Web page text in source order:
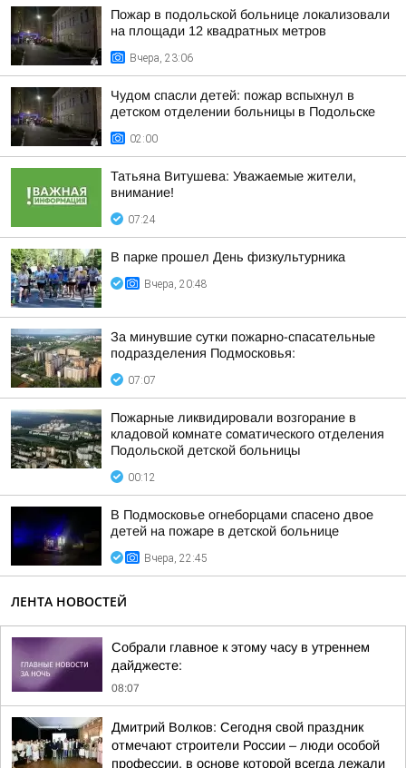
Пожар в подольской больнице локализовали
на площади 12 квадратных метров
Вчера, 23:06
Чудом спасли детей: пожар вспыхнул в
детском отделении больницы в Подольске
02:00
Татьяна Витушева: Уважаемые жители,
внимание!
07:24
В парке прошел День физкультурника
Вчера, 20:48
За минувшие сутки пожарно-спасательные
подразделения Подмосковья:
07:07
Пожарные ликвидировали возгорание в
кладовой комнате соматического отделения
Подольской детской больницы
00:12
В Подмосковье огнеборцами спасено двое
детей на пожаре в детской больнице
Вчера, 22:45
ЛЕНТА НОВОСТЕЙ
Собрали главное к этому часу в утреннем
дайджесте:
08:07
Дмитрий Волков: Сегодня свой праздник
отмечают строители России – люди особой
профессии, в основе которой всегда лежали